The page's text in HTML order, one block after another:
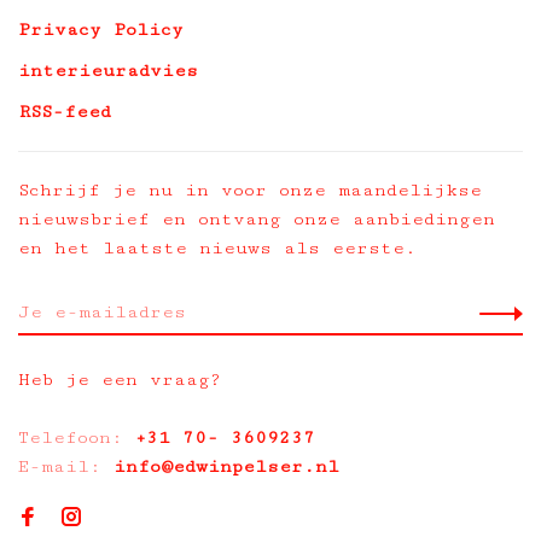
Privacy Policy
interieuradvies
RSS-feed
Schrijf je nu in voor onze maandelijkse
nieuwsbrief en ontvang onze aanbiedingen
en het laatste nieuws als eerste.
Heb je een vraag?
Telefoon: +31 70- 3609237
E-mail:
info@edwinpelser.nl